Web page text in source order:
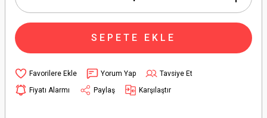
SEPETE EKLE
Yorum Yap
Tavsiye Et
Fiyatı Alarmı
Paylaş Karşılaştır